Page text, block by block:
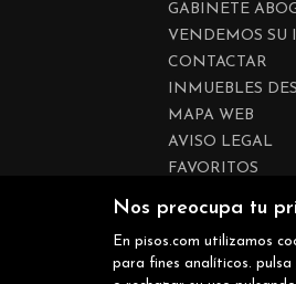
Nos preocupa tu
En pisos.com utilizamos
para fines analíticos. pulsa
GABINETE
VENDEMOS SU
CONTACTAR
INMUEBLES
MAPA WEB
AVISO LEGAL
FAVORITOS
POLÍTICA DE